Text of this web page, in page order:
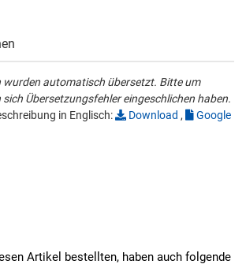
wurden automatisch übersetzt. Bitte um
Übersetzungsfehler eingeschlichen haben.
in Englisch:
Download ,
Google
Artikel bestellten, haben auch folgende